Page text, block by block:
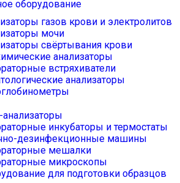
оборудование
газов крови и электролитов
мочи
свёртывания крови
анализаторы
встряхиватели
анализаторы
инкубаторы и термостаты
дезинфекционные машины
мешалки
микроскопы
для подготовки образцов